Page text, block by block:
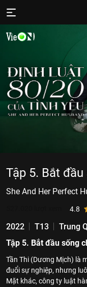
Tập 5. Bắt
She And Her Perfect
4.8
2022 T13 Trung
Tập 5. Bắt đầu sống
Tần Thi (Dương Mịch) là
đuổi sự nghiệp, nhưng
Mặt khác, công ty luật